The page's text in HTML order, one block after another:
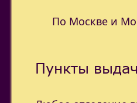
По Москве и
Пункты